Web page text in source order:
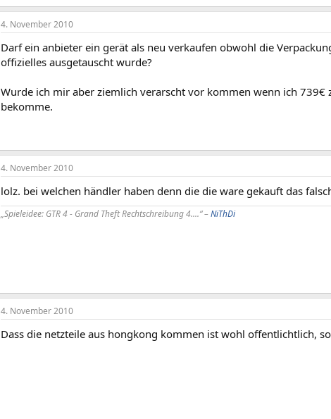
4. November 2010
Darf ein anbieter ein gerät als neu verkaufen obwohl die
offizielles ausgetauscht wurde?
Wurde ich mir aber ziemlich verarscht vor kommen wenn ich
bekomme.
4. November 2010
lolz. bei welchen händler haben denn die die ware gekauft das
„Spieleidee: GTR 4 - Grand Theft Rechtschreibung 4....“ –NiThDi
4. November 2010
Dass die netzteile aus hongkong kommen ist wohl offentlichtlich,